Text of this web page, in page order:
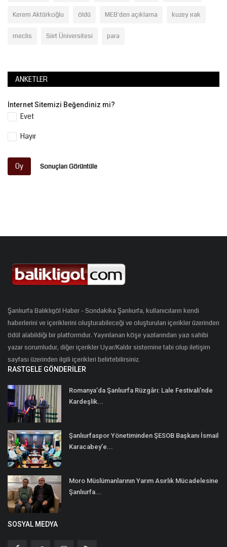
Kerem Aktürkoğlu öldü MEB'den açıklama kuzey ırak
meclis Siirt Üniversitesi para
ANKETLER
İnternet Sitemizi Beğendiniz mi?
Evet
Hayır
Oy Sonuçları Görüntüle
Şanlıurfa Balıklıgöl Haber - Sondakika Şanlıurfa, kullanıcıların kendi
haberlerini ve içeriklerini oluşturabileceği ve oluşturulan içerikler üzerinden
ödül alabildiği bir platformdur. Yayınlanan köşe yazılarından yazı sahibi
yazar sorumludur, diğer içerikler Uyar/Kaldır sistemine tabi olup iletişim
sayfası üzerinden ilgili içerikleri belirtebilirsiniz.
RASTGELE GÖNDERILER
Romanya’da Şanlıurfa Rüzgârı: Lale Festivali’nde
Kardeşlik...
Şanlıurfaspor Yönetiminden ŞESOB Başkanı İsmail
Karacabey’e...
Moro Müslümanlarının Yarım Asırlık Mücadelesine
Şanlıurfa...
SOSYAL MEDYA